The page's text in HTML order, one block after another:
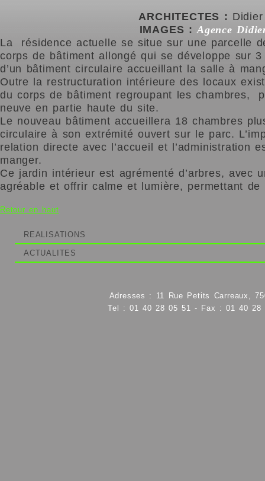
ARCHITECTES :
IMAGES : Agence
La résidence actuelle se situe sur une parcelle
corps de bâtiment allongé qui se développe sur
d’un bâtiment circulaire accueillant la salle à
Outre la restructuration intérieure des locaux
du corps de bâtiment regroupant les chambres,
neuve en partie haute du site.
Le nouveau bâtiment accueillera 18 chambres
circulaire à son extrémité ouvert sur le parc.
relation directe avec l’accueil et l’administration
manger.
Ce jardin intérieur est agrémenté d’arbres, avec
agréable et offrir calme et lumière, permettant
Retour en haut
REALISATIONS
ACTUALITES
Adresses : 11 Rue Petits Carreaux,
Tel : 01 40 28 05 51 - Fax : 01 40